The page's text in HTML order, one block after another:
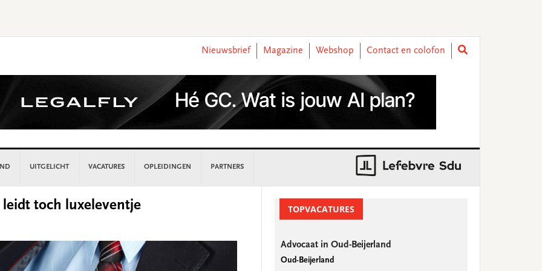
Nieuwsbrief
Magazine Webshop Contact en colofon
UITGELICHT VACATURES OPLEIDINGEN PARTNERS
toch luxeleventje
SidebarTOPVACATURES
Advocaat in Oud-Beijerland
Oud-Beijerland